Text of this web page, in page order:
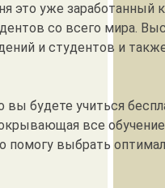
это уже заработанный
со всего мира.
и студентов и
будете учиться
все
помогу выбрать